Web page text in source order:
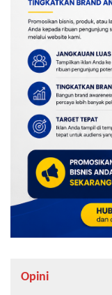
Opini